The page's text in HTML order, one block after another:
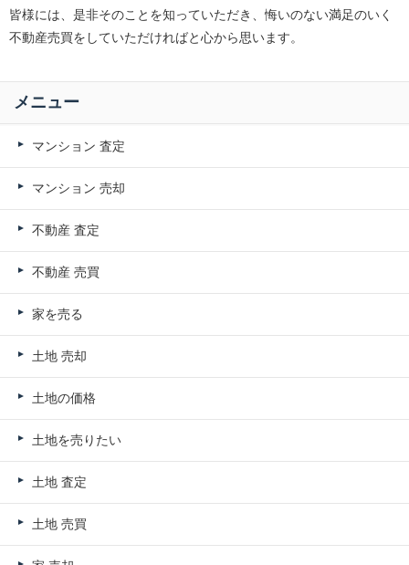
皆様には、是非そのことを知っていただき、悔いのない満足のいく
不動産売買をしていただければと心から思います。
メニュー
マンション 査定
マンション 売却
不動産 査定
不動産 売買
家を売る
土地 売却
土地の価格
土地を売りたい
土地 査定
土地 売買